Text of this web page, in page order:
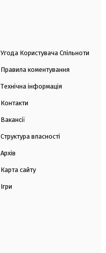
Угода Користувача Спільноти
Правила коментування
Технічна інформація
Контакти
Вакансії
Структура власності
Архів
Карта сайту
Ігри